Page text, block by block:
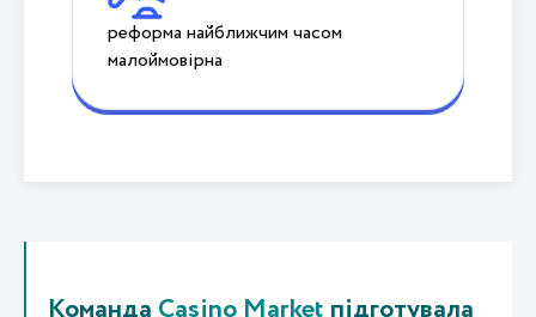
реформа найближчим часом
малоймовірна